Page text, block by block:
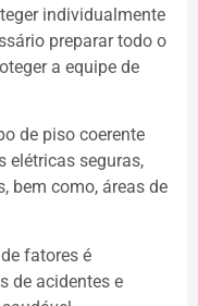
individualmente
preparar todo o
a equipe de
de piso coerente
elétricas seguras,
bem como, áreas de
fatores é
de acidentes e